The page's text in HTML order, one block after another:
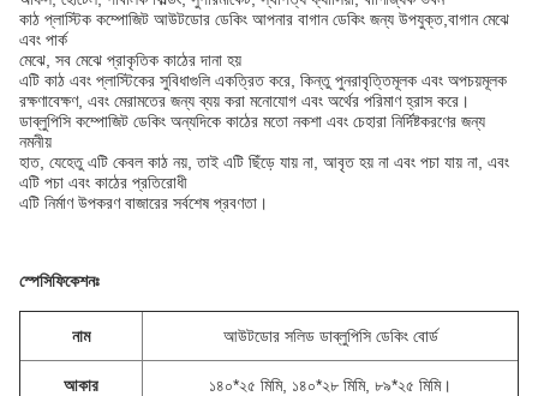
কাঠ প্লাস্টিক কম্পোজিট আউটডোর ডেকিং আপনার বাগান ডেকিং জন্য উপযুক্ত,বাগান মেঝে
এবং পার্ক
মেঝে, সব মেঝে প্রাকৃতিক কাঠের দানা হয়
এটি কাঠ এবং প্লাস্টিকের সুবিধাগুলি একত্রিত করে, কিন্তু পুনরাবৃত্তিমূলক এবং অপচয়মূলক
রক্ষণাবেক্ষণ, এবং মেরামতের জন্য ব্যয় করা মনোযোগ এবং অর্থের পরিমাণ হ্রাস করে।
ডাব্লুপিসি কম্পোজিট ডেকিং অন্যদিকে কাঠের মতো নকশা এবং চেহারা নির্দিষ্টকরণের জন্য
নমনীয়
হাত, যেহেতু এটি কেবল কাঠ নয়, তাই এটি ছিঁড়ে যায় না, আবৃত হয় না এবং পচা যায় না, এবং
এটি পচা এবং কাঠের প্রতিরোধী
এটি নির্মাণ উপকরণ বাজারের সর্বশেষ প্রবণতা।
স্পেসিফিকেশনঃ
নাম আউটডোর সলিড ডাব্লুপিসি ডেকিং বোর্ড
আকার ১৪০*২৫ মিমি, ১৪০*২৮ মিমি, ৮৯*২৫ মিমি।